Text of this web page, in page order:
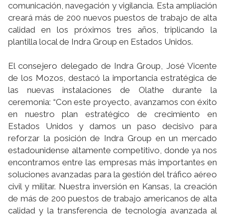
comunicación, navegación y vigilancia. Esta ampliación
creará más de 200 nuevos puestos de trabajo de alta
calidad en los próximos tres años, triplicando la
plantilla local de Indra Group en Estados Unidos.
El consejero delegado de Indra Group, José Vicente
de los Mozos, destacó la importancia estratégica de
las nuevas instalaciones de Olathe durante la
ceremonia: “Con este proyecto, avanzamos con éxito
en nuestro plan estratégico de crecimiento en
Estados Unidos y damos un paso decisivo para
reforzar la posición de Indra Group en un mercado
estadounidense altamente competitivo, donde ya nos
encontramos entre las empresas más importantes en
soluciones avanzadas para la gestión del tráfico aéreo
civil y militar. Nuestra inversión en Kansas, la creación
de más de 200 puestos de trabajo americanos de alta
calidad y la transferencia de tecnología avanzada al